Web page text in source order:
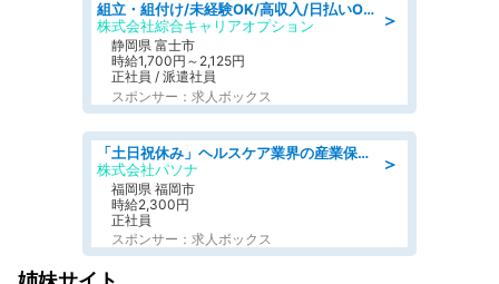
＞
組立・組付け/未経験OK/高収入/日払いOK/寮費無料/交替制
株式会社綜合キャリアオプション
静岡県 富士市
時給1,700円～2,125円
正社員 / 派遣社員
スポンサー：求人ボックス
＞
「土日祝休み」ヘルスケア業界の産業保健師/高時給/未経験OK/要資格:保健師、正看護師
株式会社パソナ
福岡県 福岡市
時給2,300円
正社員
スポンサー：求人ボックス